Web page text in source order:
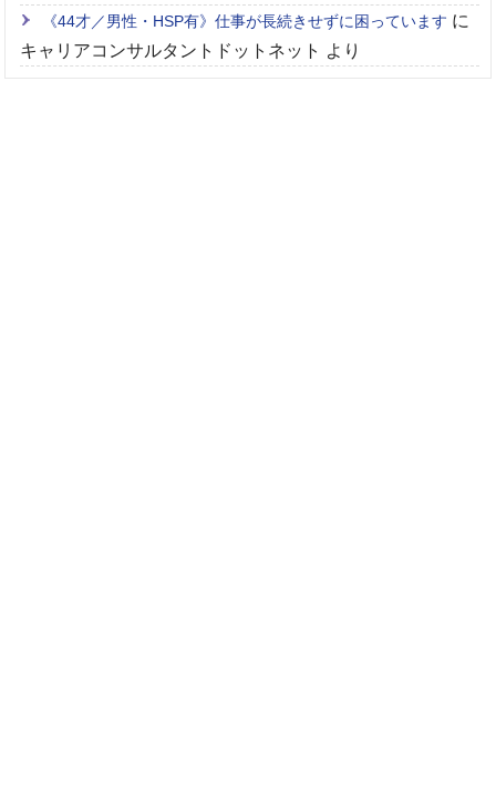
《44才／男性・HSP有》仕事が長続きせずに困っています に
キャリアコンサルタントドットネット より